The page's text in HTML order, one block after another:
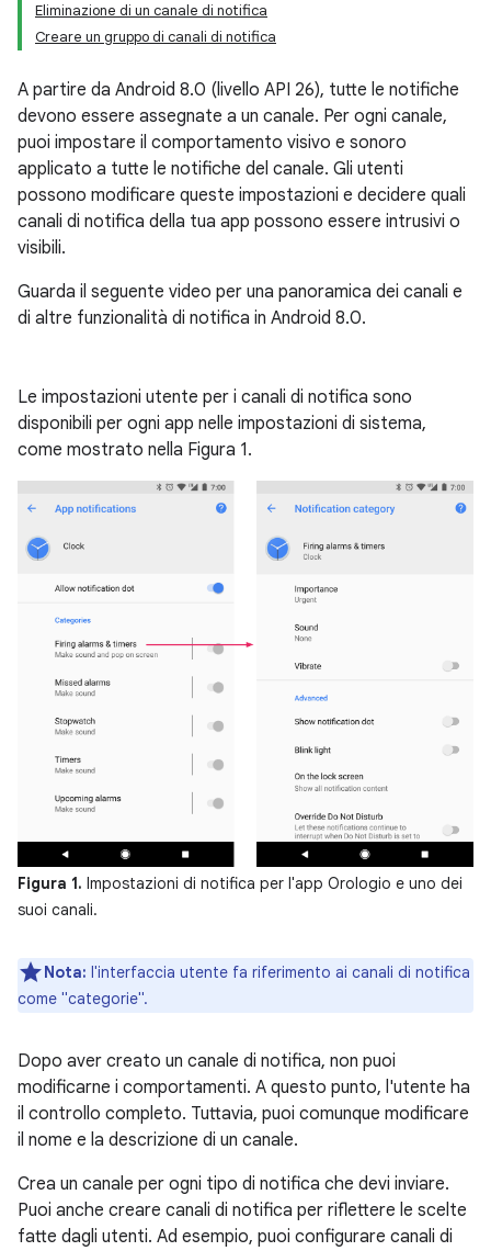
Eliminazione di un canale di notifica
Creare un gruppo di canali di notifica
A partire da Android 8.0 (livello API 26), tutte le notifiche
devono essere assegnate a un canale. Per ogni canale,
puoi impostare il comportamento visivo e sonoro
applicato a tutte le notifiche del canale. Gli utenti
possono modificare queste impostazioni e decidere quali
canali di notifica della tua app possono essere intrusivi o
visibili.
Guarda il seguente video per una panoramica dei canali e
di altre funzionalità di notifica in Android 8.0.
Le impostazioni utente per i canali di notifica sono
disponibili per ogni app nelle impostazioni di sistema,
come mostrato nella Figura 1.
Figura 1. Impostazioni di notifica per l'app Orologio e uno dei
suoi canali.
Nota: l'interfaccia utente fa riferimento ai canali di notifica
come "categorie".
Dopo aver creato un canale di notifica, non puoi
modificarne i comportamenti. A questo punto, l'utente ha
il controllo completo. Tuttavia, puoi comunque modificare
il nome e la descrizione di un canale.
Crea un canale per ogni tipo di notifica che devi inviare.
Puoi anche creare canali di notifica per riflettere le scelte
fatte dagli utenti. Ad esempio, puoi configurare canali di